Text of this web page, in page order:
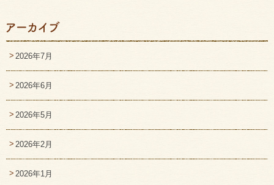
2026年7月
2026年6月
2026年5月
2026年2月
2026年1月